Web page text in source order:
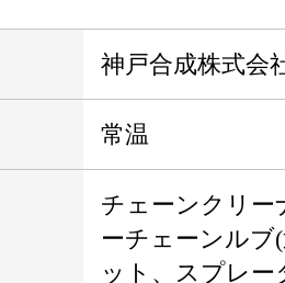
神戸合成株式会
常温
チェーンクリー
ーチェーンルブ
ット、スプレー